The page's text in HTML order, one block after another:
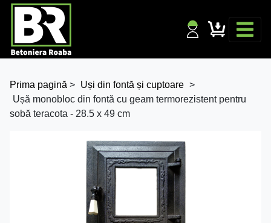
Prima pagină > Uși din fontă și cuptoare >
Ușă monobloc din fontă cu geam termorezistent pentru
sobă teracota - 28.5 x 49 cm